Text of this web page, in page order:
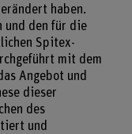
haben.
und den für die
Spitex-
mit dem
Angebot und
dieser
des
und